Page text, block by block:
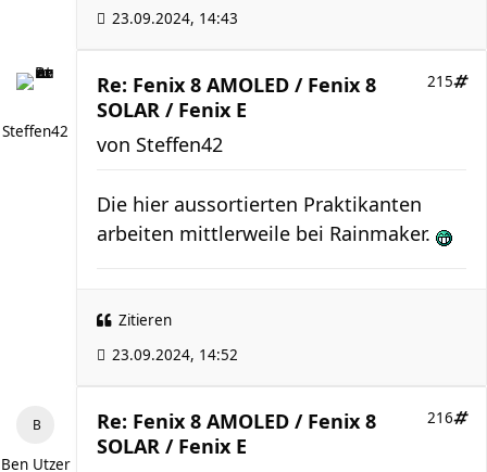
23.09.2024, 14:43
Steffen42
Re: Fenix 8 AMOLED / Fenix 8
SOLAR / Fenix E
215
von Steffen42
Die hier aussortierten Praktikanten
arbeiten mittlerweile bei Rainmaker.
Zitieren
23.09.2024, 14:52
Ben Utzer
Re: Fenix 8 AMOLED / Fenix 8
SOLAR / Fenix E
216